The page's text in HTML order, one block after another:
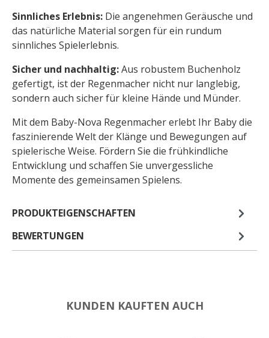
Sinnliches Erlebnis: Die angenehmen Geräusche und
das natürliche Material sorgen für ein rundum
sinnliches Spielerlebnis.
Sicher und nachhaltig:Aus robustem Buchenholz
gefertigt, ist der Regenmacher nicht nur langlebig,
sondern auch sicher für kleine Hände und Münder.
Mit dem Baby-Nova Regenmacher erlebt Ihr Baby die
faszinierende Welt der Klänge und Bewegungen auf
spielerische Weise. Fördern Sie die frühkindliche
Entwicklung und schaffen Sie unvergessliche
Momente des gemeinsamen Spielens.
PRODUKTEIGENSCHAFTEN
BEWERTUNGEN
KUNDEN KAUFTEN AUCH